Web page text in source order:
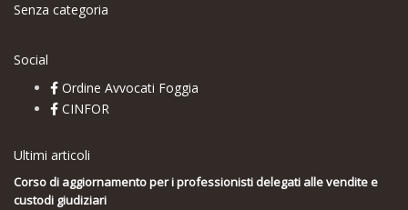
Senza categoria
Social
Ordine Avvocati Foggia
CINFOR
Ultimi articoli
Corso di aggiornamento per i professionisti delegati alle vendite e
custodi giudiziari